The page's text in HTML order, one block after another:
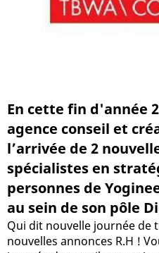
En cette fin d'année
agence conseil et
l’arrivée de 2
spécialistes en
personnes de
au sein de son pôle
Qui dit nouvelle journée de
nouvelles annonces R.H !